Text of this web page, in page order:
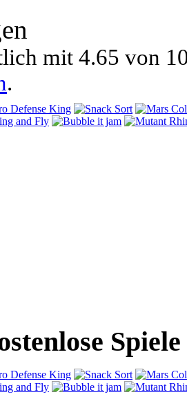
mit 4.65 von
.